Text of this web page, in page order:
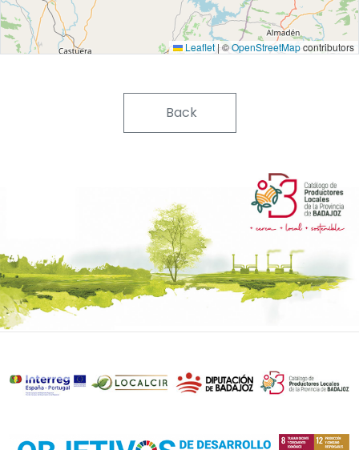
Leaflet | ©OpenStreetMapcontributors
Back